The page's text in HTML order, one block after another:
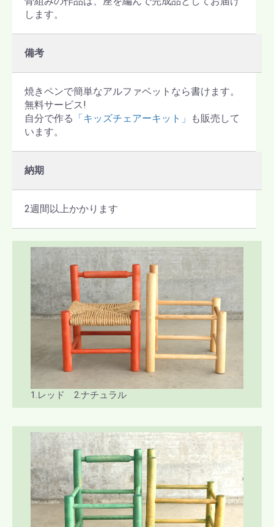
します。
備考
焼きペンで簡単なアルファベットなら書けます。
無料サービス!
自分で作る 「キッズチェアーキット」
も販売して
います。
納期
2週間以上かかります
1.レッド 2.ナチュラル